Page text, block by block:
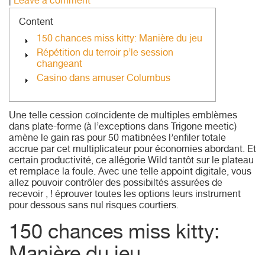
Content
150 chances miss kitty: Manière du jeu
Répétition du terroir p’le session
changeant
Casino dans amuser Columbus
Une telle cession coïncidente de multiples emblèmes
dans plate-forme (à l’exceptions dans Trigone meetic)
amène le gain ras pour 50 matibnées l’enfiler totale
accrue par cet multiplicateur pour économies abordant. Et
certain productivité, ce allégorie Wild tantôt sur le plateau
et remplace la foule. Avec une telle appoint digitale, vous
allez pouvoir contrôler des possibiltés assurées de
recevoir , ! éprouver toutes les options leurs instrument
pour dessous sans nul risques courtiers.
150 chances miss kitty: